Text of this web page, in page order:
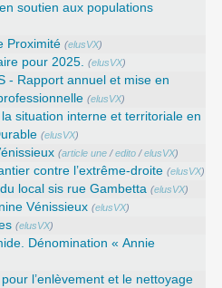
soutien aux populations
Proximité (elusVX)
pour 2025. (elusVX)
- Rapport annuel et mise en
(elusVX)
situation interne et territoriale en
(elusVX)
(article une /edito /elusVX)
contre l’extrême-droite (elusVX)
local sis rue Gambetta (elusVX)
Vénissieux (elusVX)
(elusVX)
Dénomination « Annie
l’enlèvement et le nettoyage